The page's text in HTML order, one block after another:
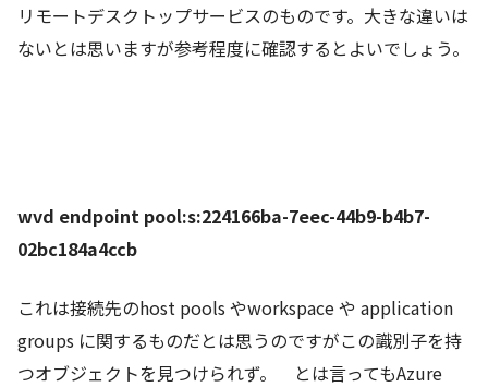
リモートデスクトップサービスのものです。大きな違いは
ないとは思いますが参考程度に確認するとよいでしょう。
wvd endpoint pool:s:224166ba-7eec-44b9-b4b7-
02bc184a4ccb
これは接続先のhost pools やworkspace や application
groups に関するものだとは思うのですがこの識別子を持
つオブジェクトを見つけられず。 とは言ってもAzure